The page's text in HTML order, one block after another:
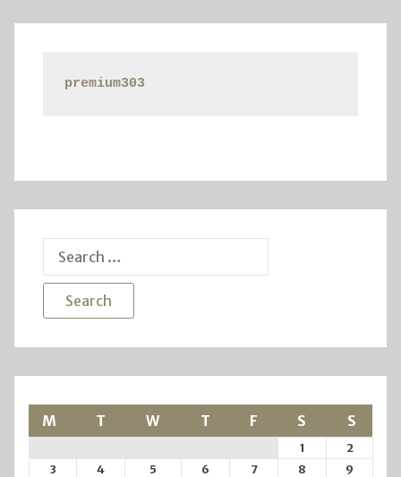
premium303
Search
M T W T F S S
1
2
3
4 5 6 7 8
9